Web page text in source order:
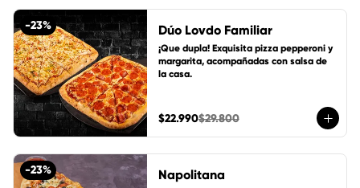
-23% Dúo Lovdo Familiar
¡Que dupla! Exquisita pizza pepperoni y
margarita, acompañadas con salsa de
la casa.
$22.990$29.800
-23% Napolitana